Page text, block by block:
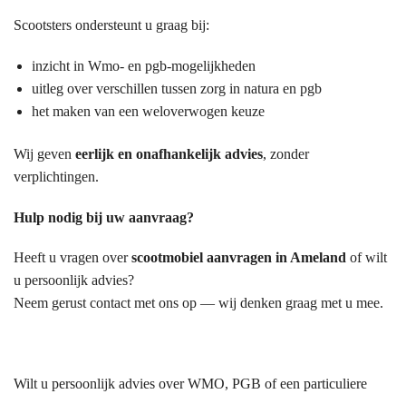
Scootsters ondersteunt u graag bij:
inzicht in Wmo- en pgb-mogelijkheden
uitleg over verschillen tussen zorg in natura en pgb
het maken van een weloverwogen keuze
Wij geven eerlijk en onafhankelijk advies, zonder
verplichtingen.
Hulp nodig bij uw aanvraag?
Heeft u vragen overscootmobiel aanvragen in Ameland of wilt
u persoonlijk advies?
Neem gerust contact met ons op — wij denken graag met u mee.
Wilt u persoonlijk advies over WMO, PGB of een particuliere